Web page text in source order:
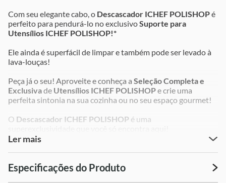
Com seu elegante cabo, o Descascador ICHEF POLISHOPé
perfeito para pendurá-lo no exclusivoSuporte para
Utensílios ICHEF POLISHOP!*
Ele ainda é superfácil de limpar e também pode ser levado à
lava-louças!
Peça já o seu! Aproveite e conheça a Seleção Completa e
Exclusivade Utensílios ICHEF POLISHOPe crie uma
perfeita sintonia na sua cozinha ou no seu espaço gourmet!
O Descascador ICHEF POLISHOP é uma
Ler mais
Especificações do Produto